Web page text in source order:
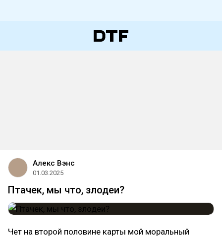
Алекс Вэнс
01.03.2025
Птачек, мы что, злодеи?
Чет на второй половине карты мой моральный